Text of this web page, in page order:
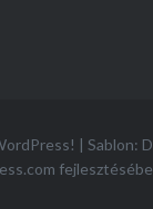
| Sablon: